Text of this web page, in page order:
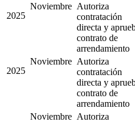
2025
Noviembre Autoriza
contratación
directa y
contrato de
arrendamiento
2025
Noviembre Autoriza
contratación
directa y
contrato de
arrendamiento
Noviembre Autoriza